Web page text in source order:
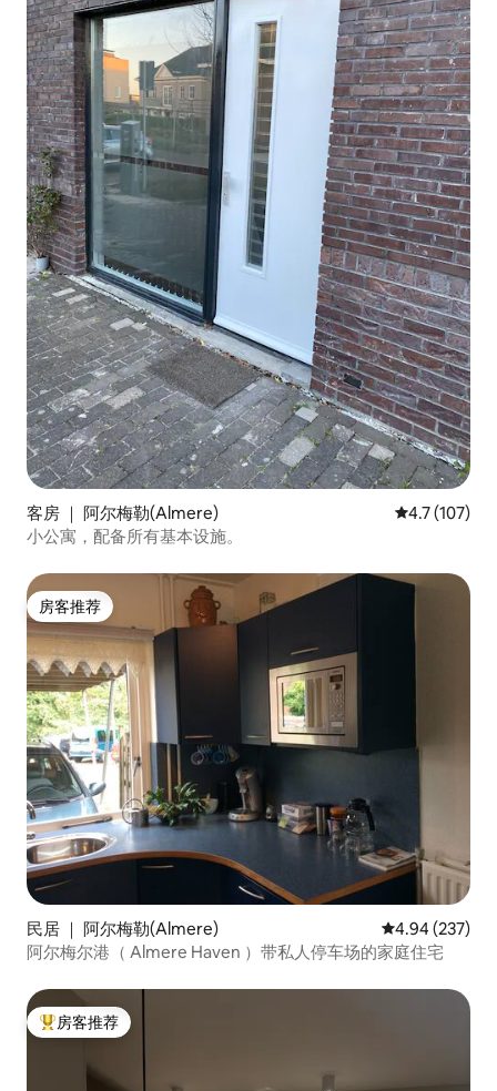
客房 ｜ 阿尔梅勒(Almere) 平均评分 4.7
4.7 (107)
小公寓，配备所有基本设施。
房客推荐
房客推荐
民居 ｜ 阿尔梅勒(Almere) 平均评分 4.94
4.94 (237)
阿尔梅尔港（ Almere Haven ）带私人停车场的家庭住宅
热门「房客推荐」
房客推荐